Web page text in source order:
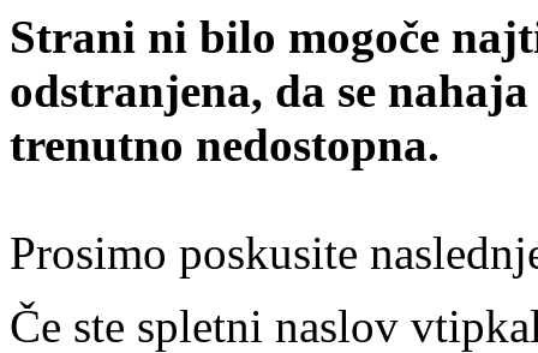
Strani ni bilo mogoče
odstranjena, da se
trenutno nedostopna.
Prosimo poskusite
Če ste spletni naslov